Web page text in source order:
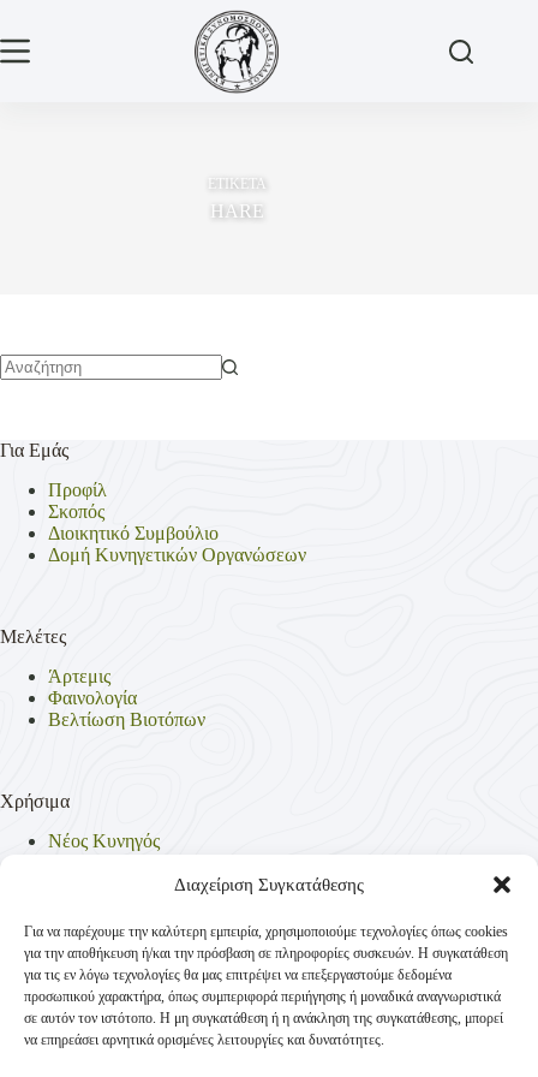
Διαχείριση Συγκατάθεσης
Για να παρέχουμε την καλύτερη εμπειρία, χρησιμοποιούμε τεχνολογίες όπως cookies
για την αποθήκευση ή/και την πρόσβαση σε πληροφορίες συσκευών. Η συγκατάθεση
για τις εν λόγω τεχνολογίες θα μας επιτρέψει να επεξεργαστούμε δεδομένα
προσωπικού χαρακτήρα, όπως συμπεριφορά περιήγησης ή μοναδικά αναγνωριστικά
σε αυτόν τον ιστότοπο. Η μη συγκατάθεση ή η ανάκληση της συγκατάθεσης, μπορεί
να επηρεάσει αρνητικά ορισμένες λειτουργίες και δυνατότητες.
περιεχόμενο
ΕΤΙΚΕΤΑ
HARE
Για Εμάς
Προφίλ
Σκοπός
Διοικητικό Συμβούλιο
Δομή Κυνηγετικών Οργανώσεων
Μελέτες
Άρτεμις
Φαινολογία
Βελτίωση Βιοτόπων
Χρήσιμα
Νέος Κυνηγός
Νομοθεσία
Πολιτική Απορρήτου
Πολιτική Cookies (ΕΕ)
Επικοινωνία